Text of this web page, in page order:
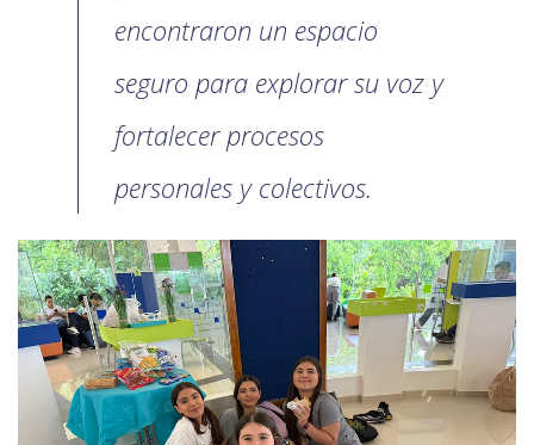
encontraron un espacio
seguro para explorar su voz y
fortalecer procesos
personales y colectivos.